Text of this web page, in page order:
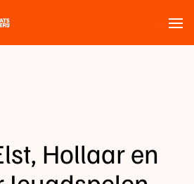
Hollaar en